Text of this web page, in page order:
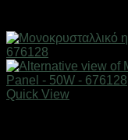
Quick View